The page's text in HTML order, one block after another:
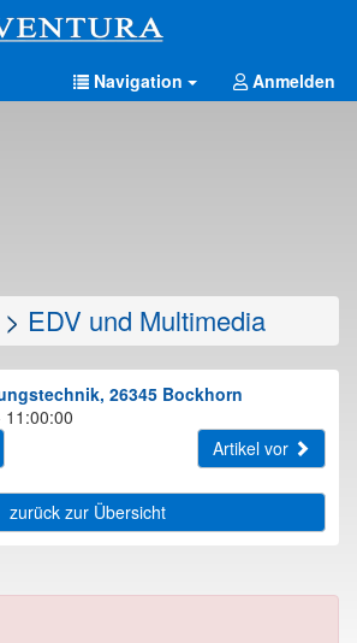
Navigation Anmelden
> EDV und Multimedia
26345 Bockhorn
11:00:00
Artikel vor
zurück zur Übersicht